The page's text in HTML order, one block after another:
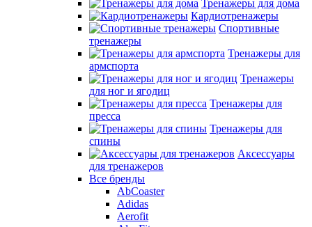
Тренажеры для дома
Кардиотренажеры
Спортивные
тренажеры
Тренажеры для
армспорта
Тренажеры
для ног и ягодиц
Тренажеры для
пресса
Тренажеры для
спины
Аксессуары
для тренажеров
Все бренды
AbCoaster
Adidas
Aerofit